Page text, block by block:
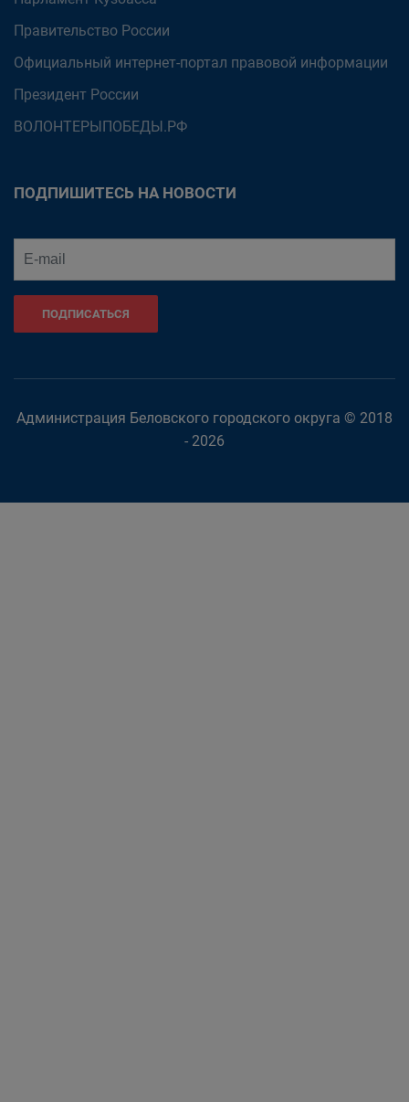
Правительство России
Официальный интернет-портал правовой информации
Президент России
ВОЛОНТЕРЫПОБЕДЫ.РФ
ПОДПИШИТЕСЬ НА НОВОСТИ
ПОДПИСАТЬСЯ
Администрация Беловского городского округа © 2018
- 2026